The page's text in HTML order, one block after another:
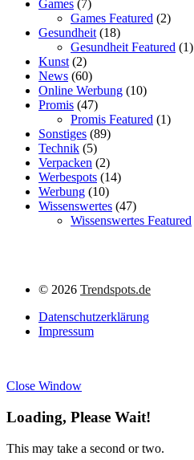
Games (7)
Games Featured (2)
Gesundheit (18)
Gesundheit Featured (1)
Kunst (2)
News (60)
Online Werbung (10)
Promis (47)
Promis Featured (1)
Sonstiges (89)
Technik (5)
Verpacken (2)
Werbespots (14)
Werbung (10)
Wissenswertes (47)
Wissenswertes Featured
© 2026 Trendspots.de
Datenschutzerklärung
Impressum
Close Window
Loading, Please Wait!
This may take a second or two.